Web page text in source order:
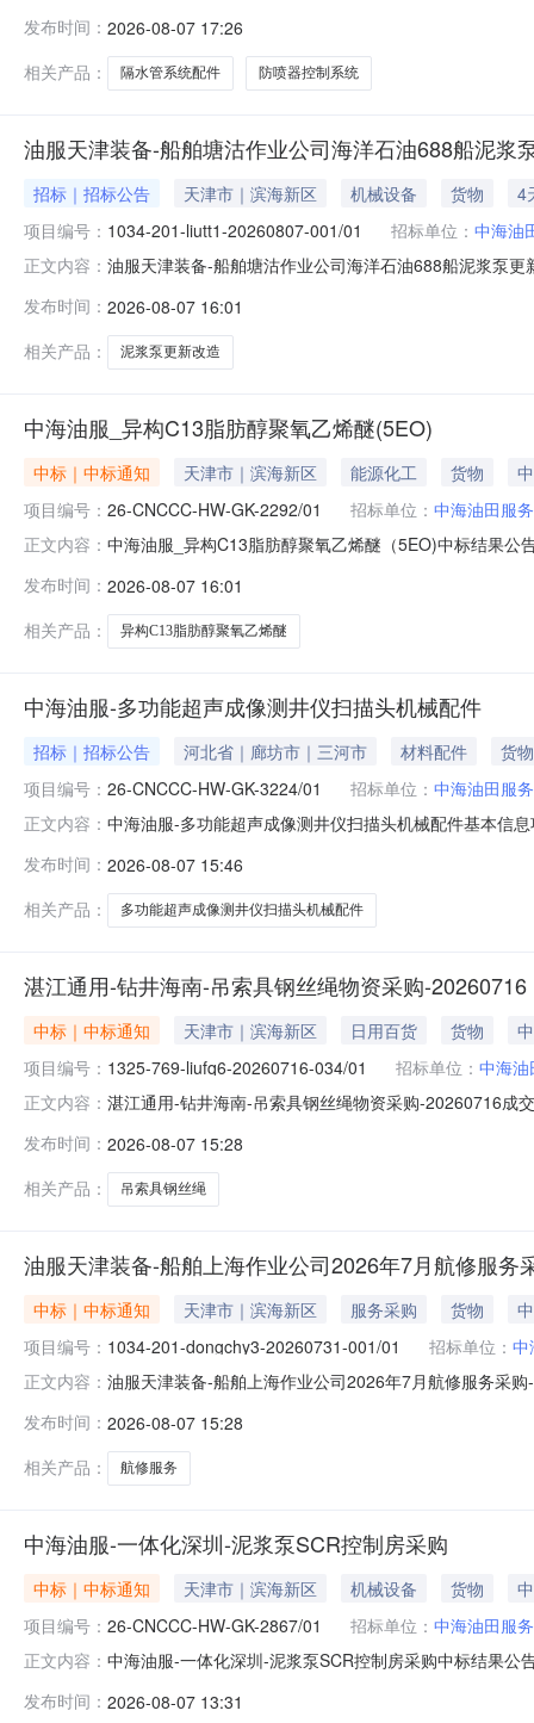
服务平台,中国海洋石油集团有限公司供应链数字化平台
期2026
发布时间： 2026-08-07 17:26
相关产品：
隔水管系统配件 防喷器控制系统
油服天津装备-船舶塘沽作业公司海洋石油688船泥浆
招标｜招标公告 天津市｜滨海新区 机械设备 货物
4
项目编号： 1034-201-liutt1-20260807-001/01 招标单位： 中海油
正文内容： 油服天津装备-船舶塘沽作业公司海洋石油688船泥浆泵
实是否允许联合体投标否发布媒介中国海洋石油集团有
津装
发布时间： 2026-08-07 16:01
相关产品：
泥浆泵更新改造
中海油服_异构C13脂肪醇聚氧乙烯醚(5EO)
中标｜中标通知 天津市｜滨海新区 能源化工 货物
项目编号： 26-CNCCC-HW-GK-2292/01 招标单位： 中海油田服
正文内容： 中海油服_异构C13脂肪醇聚氧乙烯醚（5EO)中标结果
税）桑达化工（南通）有限公司CNY3,193,380中标原因
发布时间： 2026-08-07 16:01
相关产品：
异构C13脂肪醇聚氧乙烯醚
中海油服-多功能超声成像测井仪扫描头机械配件
招标｜招标公告 河北省｜廊坊市｜三河市 材料配件
货物
项目编号： 26-CNCCC-HW-GK-3224/01 招标单位： 中海油田服
正文内容： 中海油服-多功能超声成像测井仪扫描头机械配件基本信
诉投标人或其他利害关系人认为招标文件内容违法或者
答复异议的，对异议答复结果不认同的，投标
发布时间： 2026-08-07 15:46
相关产品：
多功能超声成像测井仪扫描头机械配件
湛江通用-钻井海南-吊索具钢丝绳物资采购-20260716
中标｜中标通知 天津市｜滨海新区 日用百货 货物
项目编号： 1325-769-liufq6-20260716-034/01 招标单位： 中海
正文内容： 湛江通用-钻井海南-吊索具钢丝绳物资采购-20260716成
中标金额（含增值税）天津市百汇大地起重吊索具有限
发布时间： 2026-08-07 15:28
相关产品：
吊索具钢丝绳
油服天津装备-船舶上海作业公司2026年7月航修服务
中标｜中标通知 天津市｜滨海新区 服务采购 货物
项目编号： 1034-201-dongchy3-20260731-001/01 招标单位： 中
正文内容： 油服天津装备-船舶上海作业公司2026年7月航修服务采
08月07日中标单位信息中标单位中标金额（含增值税）
发布时间： 2026-08-07 15:28
相关产品：
航修服务
中海油服-一体化深圳-泥浆泵SCR控制房采购
中标｜中标通知 天津市｜滨海新区 机械设备 货物
项目编号： 26-CNCCC-HW-GK-2867/01 招标单位： 中海油田服
正文内容： 中海油服-一体化深圳-泥浆泵SCR控制房采购中标结果
川泰全兴石油装备有限公司CNY1,980,000中标原因本项
发布时间： 2026-08-07 13:31